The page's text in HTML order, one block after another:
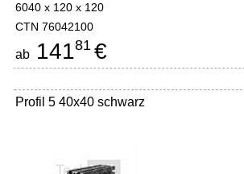
6040 x 120 x 120
CTN 76042100
ab 14181 €
Profil 5 40x40 schwarz